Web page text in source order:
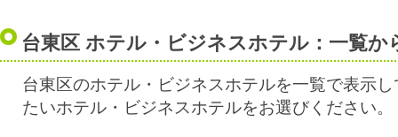
台東区 ホテル・ビジネスホテル：一覧か
台東区のホテル・ビジネスホテルを一覧で表示
たいホテル・ビジネスホテルをお選びください。